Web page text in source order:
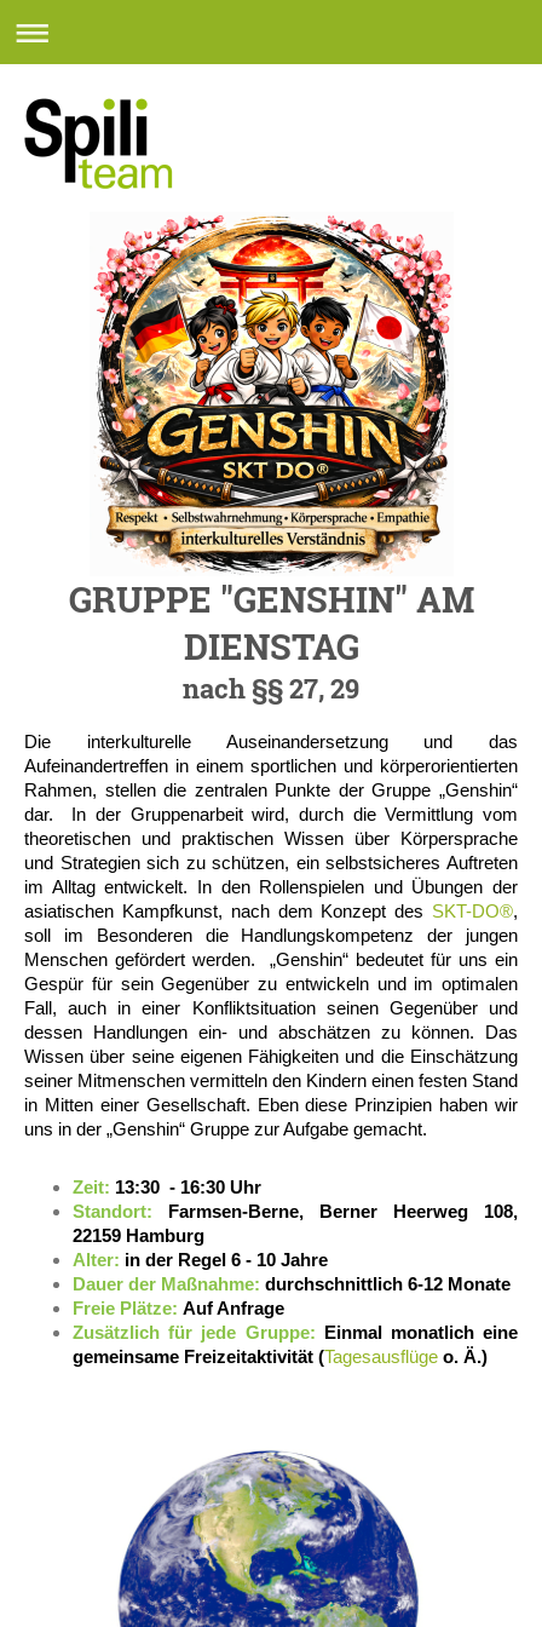
GRUPPE "GENSHIN" AM
DIENSTAG
nach §§ 27, 29
Die interkulturelle Auseinandersetzung und das
Aufeinandertreffen in einem sportlichen und körperorientierten
Rahmen, stellen die zentralen Punkte der Gruppe „Genshin“
dar. In der Gruppenarbeit wird, durch die Vermittlung vom
theoretischen und praktischen Wissen über Körpersprache
und Strategien sich zu schützen, ein selbstsicheres Auftreten
im Alltag entwickelt. In den Rollenspielen und Übungen der
asiatischen Kampfkunst, nach dem Konzept des SKT-DO®,
soll im Besonderen die Handlungskompetenz der jungen
Menschen gefördert werden. „Genshin“ bedeutet für uns ein
Gespür für sein Gegenüber zu entwickeln und im optimalen
Fall, auch in einer Konfliktsituation seinen Gegenüber und
dessen Handlungen ein- und abschätzen zu können. Das
Wissen über seine eigenen Fähigkeiten und die Einschätzung
seiner Mitmenschen vermitteln den Kindern einen festen Stand
in Mitten einer Gesellschaft. Eben diese Prinzipien haben wir
uns in der „Genshin“ Gruppe zur Aufgabe gemacht.
Zeit: 13:30 - 16:30 Uhr
Standort:
Farmsen-Berne, Berner Heerweg 108,
22159 Hamburg
Alter: in der Regel 6 - 10 Jahre
Dauer der Maßnahme: durchschnittlich 6-12 Monate
Freie Plätze: Auf Anfrage
Zusätzlich für jede Gruppe: Einmal monatlich eine
gemeinsame Freizeitaktivität (Tagesausflüge o. Ä.)